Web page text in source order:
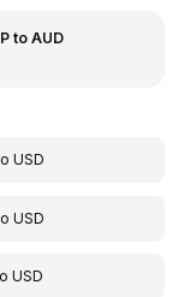
to AUD
USD
USD
USD